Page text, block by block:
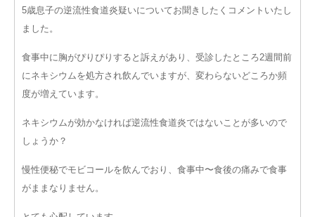
5歳息子の逆流性食道炎疑いについてお聞きしたくコメントいたし
ました。
食事中に胸がぴりぴりすると訴えがあり、受診したところ2週間前
にネキシウムを処方され飲んでいますが、変わらないどころか頻
度が増えています。
ネキシウムが効かなければ逆流性食道炎ではないことが多いので
しょうか？
慢性便秘でモビコールを飲んでおり、食事中〜食後の痛みで食事
がままなりません。